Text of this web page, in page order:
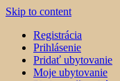
Skip to content
Registrácia
Prihlásenie
Pridať ubytovanie
Moje ubytovanie